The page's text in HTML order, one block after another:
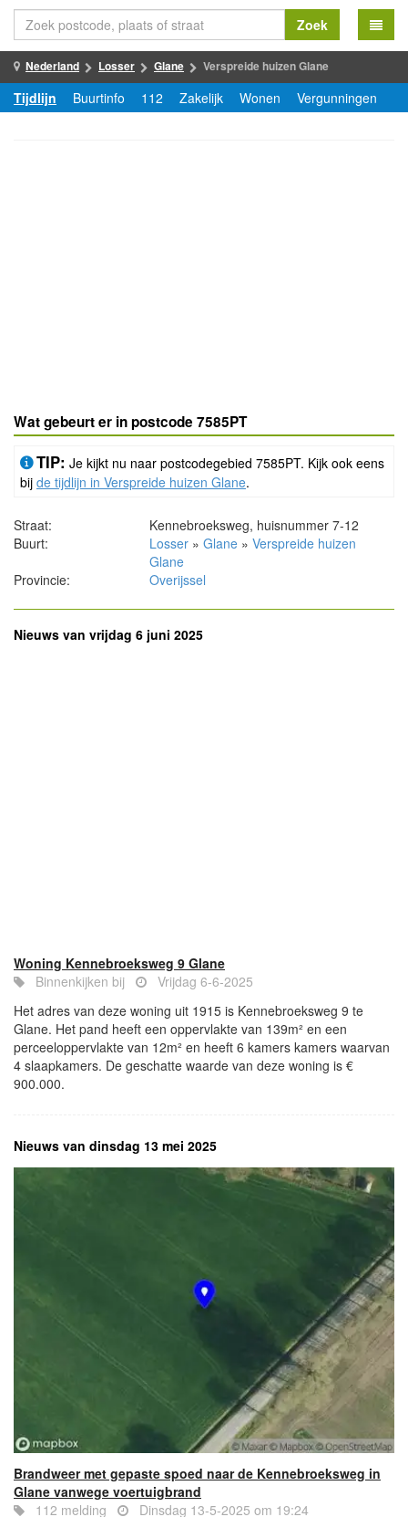
Zoek
Nederland Losser Glane Verspreide huizen Glane
Tijdlijn Buurtinfo 112 Zakelijk Wonen Vergunningen
Wat gebeurt er in postcode 7585PT
TIP: Je kijkt nu naar postcodegebied 7585PT. Kijk ook eens
bij de tijdlijn in Verspreide huizen Glane.
Straat:
Kennebroeksweg, huisnummer 7-12
Buurt:
Losser »Glane »Verspreide huizen
Glane
Provincie:
Overijssel
Nieuws van vrijdag 6 juni 2025
Woning Kennebroeksweg 9 Glane
Binnenkijken bij
Vrijdag 6-6-2025
Het adres van deze woning uit 1915 is Kennebroeksweg 9 te
Glane. Het pand heeft een oppervlakte van 139m² en een
perceeloppervlakte van 12m² en heeft 6 kamers kamers waarvan
4 slaapkamers. De geschatte waarde van deze woning is €
900.000.
Nieuws van dinsdag 13 mei 2025
Brandweer met gepaste spoed naar de Kennebroeksweg in
Glane vanwege voertuigbrand
112 melding
Dinsdag 13-5-2025 om 19:24